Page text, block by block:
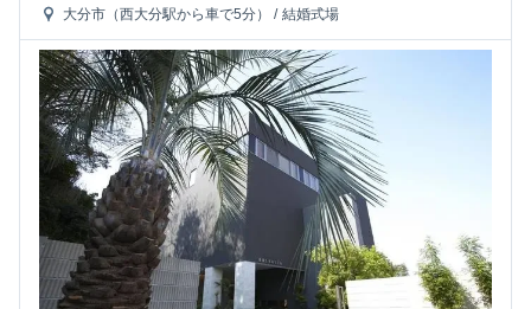
大分市（西大分駅から車で5分） / 結婚式場